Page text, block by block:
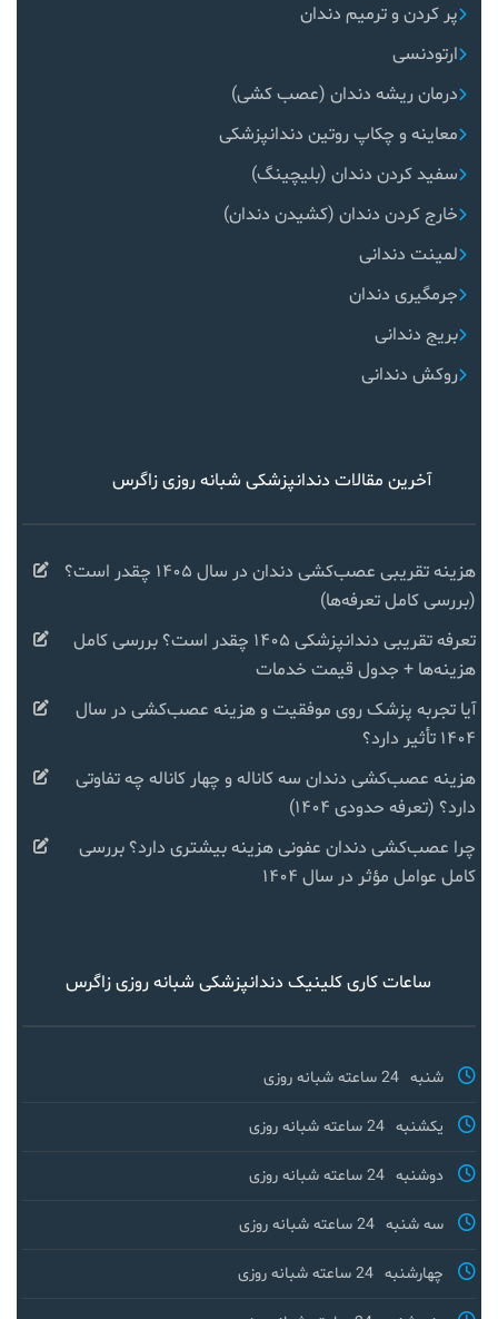
پر کردن و ترمیم دندان
ارتودنسی
درمان ریشه دندان (عصب کشی)
معاینه و چکاپ روتین دندانپزشکی
سفید کردن دندان (بلیچینگ)
خارج کردن دندان (کشیدن دندان)
لمینت دندانی
جرمگیری دندان
بریج دندانی
روکش دندانی
آخرین مقالات دندانپزشکی شبانه روزی زاگرس
هزینه تقریبی عصب‌کشی دندان در سال ۱۴۰۵ چقدر است؟
(بررسی کامل تعرفه‌ها)
تعرفه تقریبی دندانپزشکی ۱۴۰۵ چقدر است؟ بررسی کامل
هزینه‌ها + جدول قیمت خدمات
آیا تجربه پزشک روی موفقیت و هزینه عصب‌کشی در سال
۱۴۰۴ تأثیر دارد؟
هزینه عصب‌کشی دندان سه کاناله و چهار کاناله چه تفاوتی
دارد؟ (تعرفه حدودی ۱۴۰۴)
چرا عصب‌کشی دندان عفونی هزینه بیشتری دارد؟ بررسی
کامل عوامل مؤثر در سال ۱۴۰۴
ساعات کاری کلینیک دندانپزشکی شبانه روزی زاگرس
شنبه 24 ساعته شبانه روزی
یکشنبه 24 ساعته شبانه روزی
دوشنبه 24 ساعته شبانه روزی
سه شنبه 24 ساعته شبانه روزی
چهارشنبه 24 ساعته شبانه روزی